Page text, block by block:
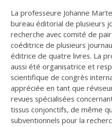
La professeure Johanne
bureau éditorial de plusieurs
recherche avec comité de
coéditrice de plusieurs
éditrice de quatre livres. La
aussi été organisatrice et
scientifique de congrès
appréciée en tant que
revues spécialisées
tissus conjonctifs, de même
subventionnels pour la